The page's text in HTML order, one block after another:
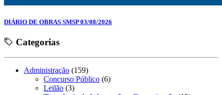
DIÁRIO DE OBRAS SMSP 03/08/2026
Categorias
Administração (159)
Concurso Público (6)
Leilão (3)